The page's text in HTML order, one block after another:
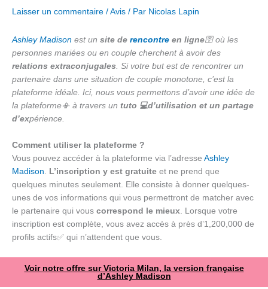
Laisser un commentaire / Avis / Par Nicolas Lapin
Ashley Madison est un site de rencontre en ligne🛜 où les
personnes mariées ou en couple cherchent à avoir des
relations extraconjugales. Si votre but est de rencontrer un
partenaire dans une situation de couple monotone, c’est la
plateforme idéale. Ici, nous vous permettons d’avoir une idée de
la plateforme📳 à travers un tuto 💻d’utilisation et un partage
d’expérience.
Comment utiliser la plateforme ?
Vous pouvez accéder à la plateforme via l’adresse Ashley
Madison
L’inscription y est gratuite et ne prend que
quelques minutes seulement. Elle consiste à donner quelques-
unes de vos informations qui vous permettront de matcher avec
le partenaire qui vous correspond le mieux . Lorsque votre
inscription est complète, vous avez accès à près d’1,200,000 de
profils actifs✅ qui n’attendent que vous.
Voir notre offre sur Victoria Milan, la version française
d’Ashley Madison